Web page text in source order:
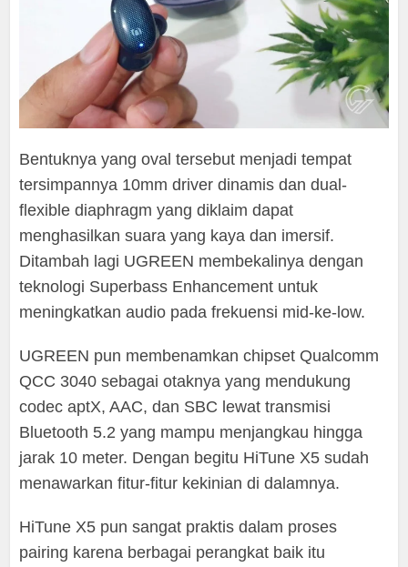
Bentuknya yang oval tersebut menjadi tempat
tersimpannya 10mm driver dinamis dan dual-
flexible diaphragm yang diklaim dapat
menghasilkan suara yang kaya dan imersif.
Ditambah lagi UGREEN membekalinya dengan
teknologi Superbass Enhancement untuk
meningkatkan audio pada frekuensi mid-ke-low.
UGREEN pun membenamkan chipset Qualcomm
QCC 3040 sebagai otaknya yang mendukung
codec aptX, AAC, dan SBC lewat transmisi
Bluetooth 5.2 yang mampu menjangkau hingga
jarak 10 meter. Dengan begitu HiTune X5 sudah
menawarkan fitur-fitur kekinian di dalamnya.
HiTune X5 pun sangat praktis dalam proses
pairing karena berbagai perangkat baik itu